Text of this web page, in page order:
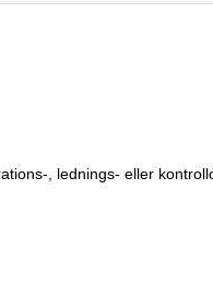
, lednings- eller